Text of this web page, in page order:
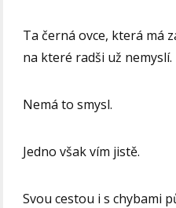
Ta černá ovce, která má
na které radši už nemyslí.
Nemá to smysl.
Jedno však vím jistě.
Svou cestou i s chybami